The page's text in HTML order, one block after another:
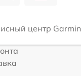
центр Garmin